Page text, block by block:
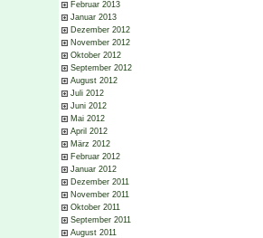
Februar 2013
Januar 2013
Dezember 2012
November 2012
Oktober 2012
September 2012
August 2012
Juli 2012
Juni 2012
Mai 2012
April 2012
März 2012
Februar 2012
Januar 2012
Dezember 2011
November 2011
Oktober 2011
September 2011
August 2011